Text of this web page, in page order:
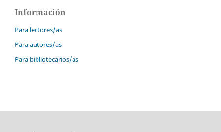
Información
Para lectores/as
Para autores/as
Para bibliotecarios/as